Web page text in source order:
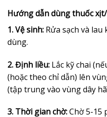
Hướng dẫn dùng thuốc
1. Vệ sinh: Rửa sạch và
dùng.
2. Định liều: Lắc kỹ chai
(hoặc theo chỉ dẫn) lên
(tập trung vào vùng dây
3. Thời gian chờ:Chờ 5-15